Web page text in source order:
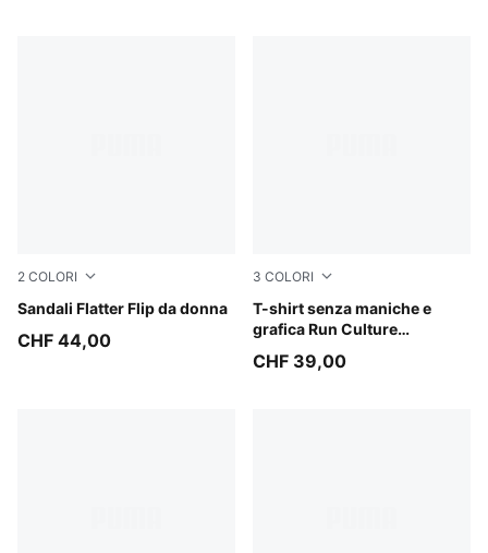
2 COLORI
Sandali Flatter Flip da donna
Rich Cocoa
CHF 44,00
3 COLORI
T-shirt senza maniche e
grafica Run Culture
da donna
Inky Depths
CHF 39,00